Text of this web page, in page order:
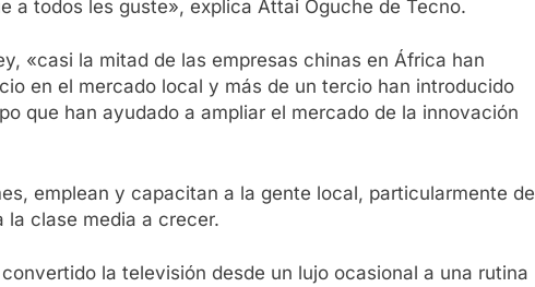
a todos les guste», explica Attai Oguche de Tecno.
«casi la mitad de las empresas chinas en África han
en el mercado local y más de un tercio han introducido
que han ayudado a ampliar el mercado de la innovación
emplean y capacitan a la gente local, particularmente de
la clase media a crecer.
la televisión desde un lujo ocasional a una rutina